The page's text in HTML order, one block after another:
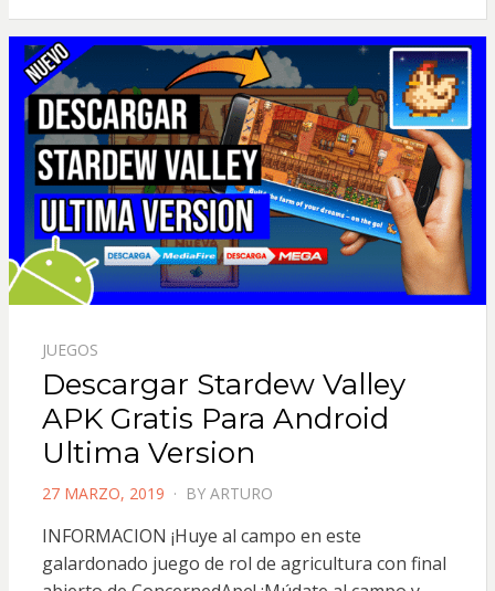
JUEGOS
Descargar Stardew Valley
APK Gratis Para Android
Ultima Version
POSTED
27 MARZO, 2019 BY ARTURO
INFORMACION ¡Huye al campo en este
galardonado juego de rol de agricultura con final